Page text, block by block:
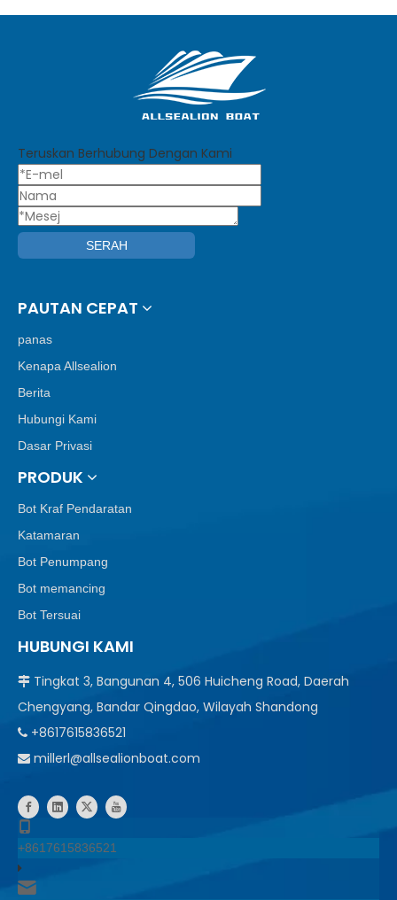
Teruskan Berhubung Dengan Kami
SERAH
PAUTAN CEPAT
panas
Kenapa Allsealion
Berita
Hubungi Kami
Dasar Privasi
PRODUK
Bot Kraf Pendaratan
Katamaran
Bot Penumpang
Bot memancing
Bot Tersuai
HUBUNGI KAMI
 Tingkat 3, Bangunan 4, 506 Huicheng Road, Daerah
Chengyang, Bandar Qingdao, Wilayah Shandong
 +8617615836521
 millerl@allsealionboat.com
+8617615836521